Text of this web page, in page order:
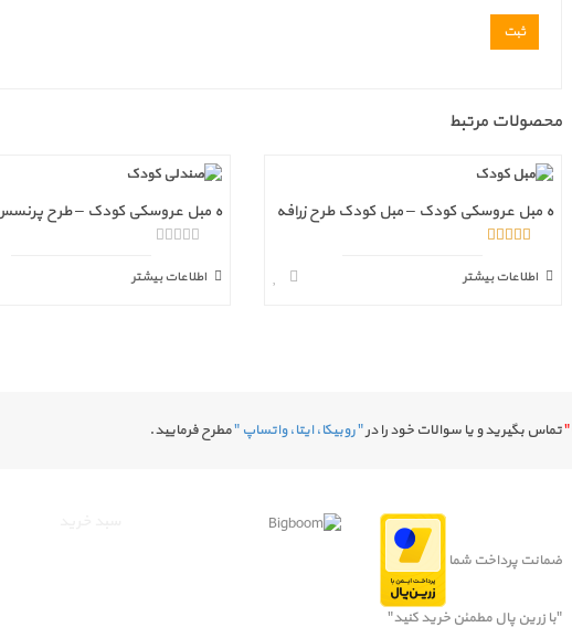
محصولات مرتبط
ه مبل عروسکی کودک – طرح
ز
5
اطلاعات بیشتر
ه مبل عروسکی کودک – مبل کودک طرح زرافه
از 5 اطلاعات بیشتر
تماس بگیرید و یا سوالات خود را در" روبیکا، ایتا، واتساپ "مطرح فرمایید.
ضمانت پرداخت شما
"با زرین پال مطمئن خرید کنید"